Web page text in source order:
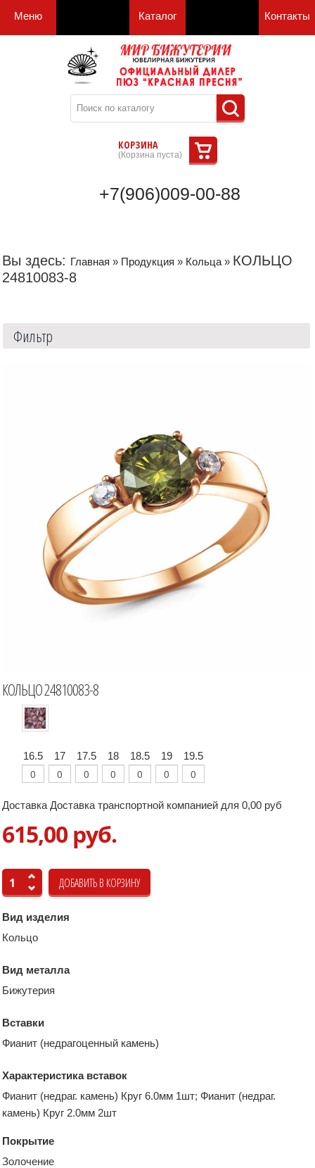
Меню Каталог Контакты
КОРЗИНА
(Корзина пуста)
+7(906)009-00-88
Вы здесь: Главная » Продукция » Кольца » КОЛЬЦО
24810083-8
Фильтр
КОЛЬЦО 24810083-8
16.5 17 17.5 18 18.5 19 19.5
Доставка Доставка транспортной компанией для 0,00 руб
615,00 руб.
Вид изделия
Кольцо
Вид металла
Бижутерия
Вставки
Фианит (недрагоценный камень)
Характеристика вставок
Фианит (недраг. камень) Круг 6.0мм 1шт; Фианит (недраг.
камень) Круг 2.0мм 2шт
Покрытие
Золочение